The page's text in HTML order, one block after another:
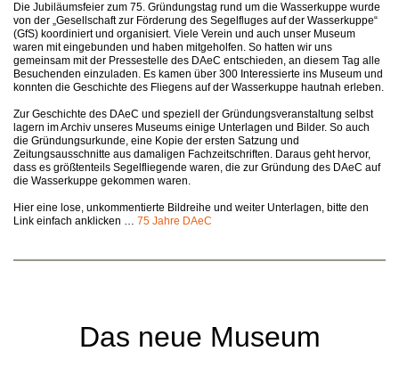
Die Jubiläumsfeier zum 75. Gründungstag rund um die Wasserkuppe wurde
von der „Gesellschaft zur Förderung des Segelfluges auf der Wasserkuppe“
(GfS) koordiniert und organisiert. Viele Verein und auch unser Museum
waren mit eingebunden und haben mitgeholfen. So hatten wir uns
gemeinsam mit der Pressestelle des DAeC entschieden, an diesem Tag alle
Besuchenden einzuladen. Es kamen über 300 Interessierte ins Museum und
konnten die Geschichte des Fliegens auf der Wasserkuppe hautnah erleben.
Zur Geschichte des DAeC und speziell der Gründungsveranstaltung selbst
lagern im Archiv unseres Museums einige Unterlagen und Bilder. So auch
die Gründungsurkunde, eine Kopie der ersten Satzung und
Zeitungsausschnitte aus damaligen Fachzeitschriften. Daraus geht hervor,
dass es größtenteils Segelfliegende waren, die zur Gründung des DAeC auf
die Wasserkuppe gekommen waren.
Hier eine lose, unkommentierte Bildreihe und weiter Unterlagen, bitte den
Link einfach anklicken … 75 Jahre DAeC
Das neue Museum